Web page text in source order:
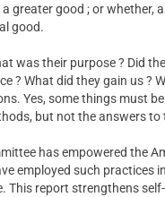
greater good ; or whether,
good.
was their purpose ? Did
? What did they gain us ?
Yes, some things must
but not the answers to
has empowered the
employed such practices
report strengthens